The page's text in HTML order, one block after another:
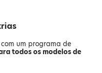
um programa de
todos os modelos de